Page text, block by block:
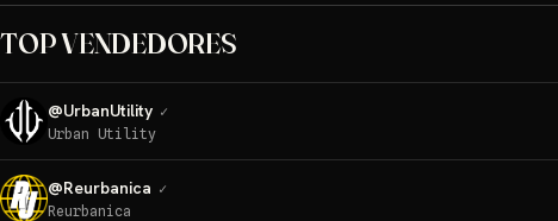
TOP VENDEDORES
@UrbanUtility ✓
Urban Utility
@Reurbanica ✓
Reurbanica